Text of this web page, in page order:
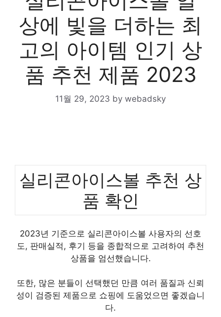
상에 빛을 더하는 최
고의 아이템 인기 상
품 추천 제품 2023
11월 29, 2023 by webadsky
실리콘아이스볼 추천 상
품 확인
2023년 기준으로 실리콘아이스볼 사용자의 선호
도, 판매실적, 후기 등을 종합적으로 고려하여 추천
상품을 엄선했습니다.
또한, 많은 분들이 선택했던 만큼 여러 품질과 신뢰
성이 검증된 제품으로 쇼핑에 도움었으면 좋겠습니
다.